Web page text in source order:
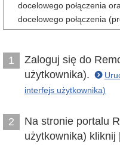
docelowego połączenia
docelowego połączenia
1
Zaloguj się do
użytkownika).
interfejs użytkownika)
2
Na stronie portalu
użytkownika) kliknij